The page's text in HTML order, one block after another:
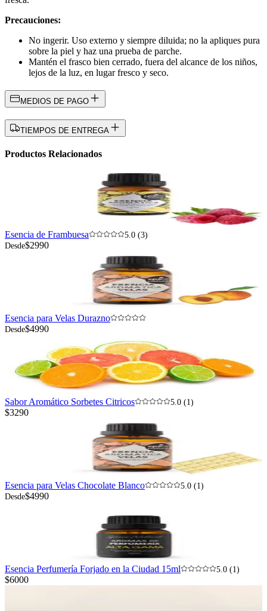
Precauciones:
No ingerir. Uso externo y siempre diluida; no la apliques pura
sobre la piel y haz una prueba de parche.
Mantén el frasco bien cerrado, fuera del alcance de los niños,
lejos de la luz, en lugar fresco y seco.
MEDIOS DE PAGO
TIEMPOS DE ENTREGA
Productos Relacionados
Esencia de Frambuesa
5.0 (3)
Desde$2990
Esencia para Velas Durazno
Desde$4990
Sabor Aromático Sorbetes Citricos 5.0 (1)
$3290
Esencia para Velas Chocolate Blanco
5.0 (1)
Desde$4990
Esencia Perfumería Forjado en la Ciudad 15ml 5.0 (1)
$6000